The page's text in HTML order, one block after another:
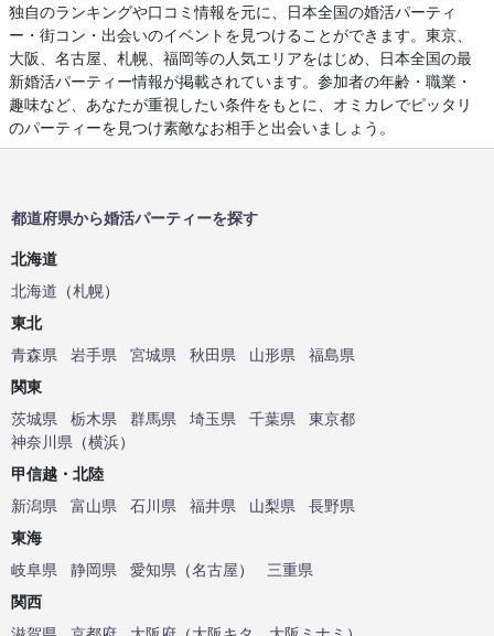
独自のランキングや口コミ情報を元に、日本全国の婚活パーティ
ー・街コン・出会いのイベントを見つけることができます。東京、
大阪、名古屋、札幌、福岡等の人気エリアをはじめ、日本全国の最
新婚活パーティー情報が掲載されています。参加者の年齢・職業・
趣味など、あなたが重視したい条件をもとに、オミカレでピッタリ
のパーティーを見つけ素敵なお相手と出会いましょう。
都道府県から婚活パーティーを探す
北海道
北海道 （札幌）
東北
青森県
岩手県 宮城県 秋田県 山形県
福島県
関東
茨城県
栃木県 群馬県 埼玉県 千葉県
東京都
神奈川県 （横浜）
甲信越・北陸
新潟県
富山県 石川県 福井県 山梨県
長野県
東海
岐阜県
静岡県 愛知県 （名古屋）
三重県
関西